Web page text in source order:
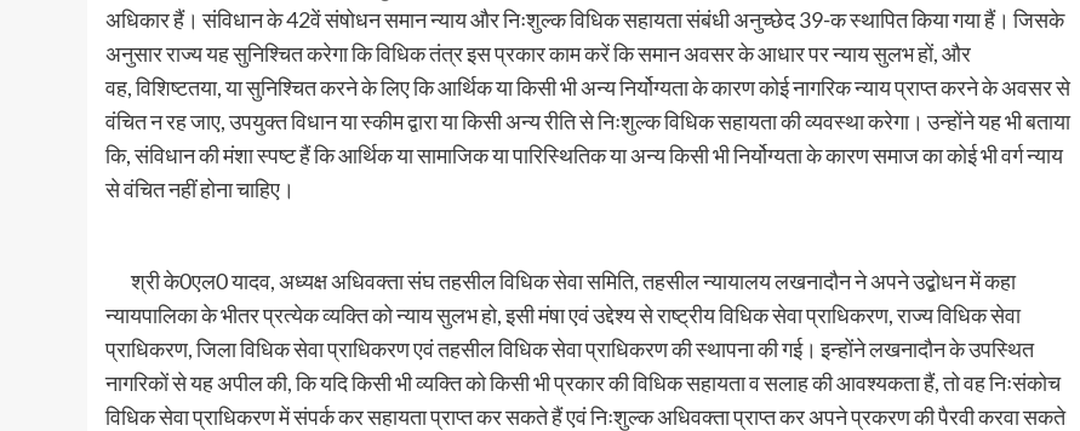
अधिकार हैं। संविधान के 42वें संषोधन समान न्याय और निःशुल्क विधिक सहायता संबंधी अनुच्छेद 39-क स्थापित किया गया हैं। जिसके
अनुसार राज्य यह सुनिश्चित करेगा कि विधिक तंत्र इस प्रकार काम करें कि समान अवसर के आधार पर न्याय सुलभ हों, और
वह, विशिष्टतया, या सुनिश्चित करने के लिए कि आर्थिक या किसी भी अन्य निर्योग्यता के कारण कोई नागरिक न्याय प्राप्त करने के अवसर से
वंचित न रह जाए, उपयुक्त विधान या स्कीम द्वारा या किसी अन्य रीति से निःशुल्क विधिक सहायता की व्यवस्था करेगा। उन्होंने यह भी बताया
कि, संविधान की मंशा स्पष्ट हैं कि आर्थिक या सामाजिक या पारिस्थितिक या अन्य किसी भी निर्योग्यता के कारण समाज का कोई भी वर्ग न्याय
से वंचित नहीं होना चाहिए।
श्री के0एल0 यादव, अध्यक्ष अधिवक्ता संघ तहसील विधिक सेवा समिति, तहसील न्यायालय लखनादौन ने अपने उद्बोधन में कहा
न्यायपालिका के भीतर प्रत्येक व्यक्ति को न्याय सुलभ हो, इसी मंषा एवं उद्देश्य से राष्ट्रीय विधिक सेवा प्राधिकरण, राज्य विधिक सेवा
प्राधिकरण, जिला विधिक सेवा प्राधिकरण एवं तहसील विधिक सेवा प्राधिकरण की स्थापना की गई। इन्होंने लखनादौन के उपस्थित
नागरिकों से यह अपील की, कि यदि किसी भी व्यक्ति को किसी भी प्रकार की विधिक सहायता व सलाह की आवश्यकता हैं, तो वह निःसंकोच
विधिक सेवा प्राधिकरण में संपर्क कर सहायता प्राप्त कर सकते हैं एवं निःशुल्क अधिवक्ता प्राप्त कर अपने प्रकरण की पैरवी करवा सकते